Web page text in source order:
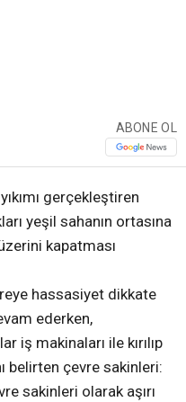
ABONE OL
gerçekleştiren
yeşil sahanın ortasına
kapatması
hassasiyet dikkate
ederken,
iş makinaları ile kırılıp
belirten çevre sakinleri:
sakinleri olarak aşırı